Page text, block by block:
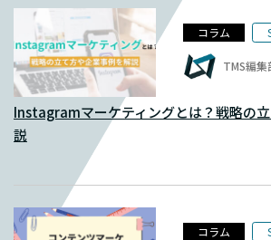
コラム
TMS編集
Instagramマーケティングとは？戦略の
説
コラム